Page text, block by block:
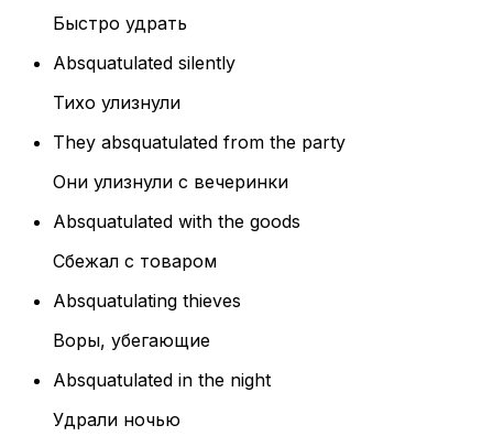
Быстро удрать
Absquatulated silently
Тихо улизнули
They absquatulated from the party
Они улизнули с вечеринки
Absquatulated with the goods
Сбежал с товаром
Absquatulating thieves
Воры, убегающие
Absquatulated in the night
Удрали ночью